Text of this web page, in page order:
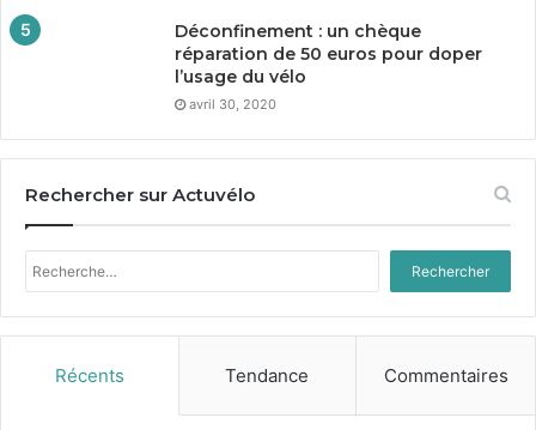
Déconfinement : un chèque
réparation de 50 euros pour doper
l’usage du vélo
avril 30, 2020
Rechercher sur Actuvélo
Rechercher :
Récents Tendance Commentaires